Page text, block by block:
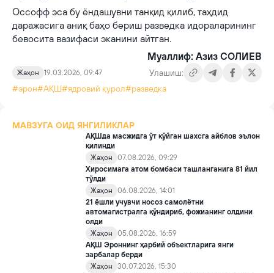
Оссофф эса бу ёндашувни танқид қилиб, таҳдид
даражасига аниқ баҳо бериш разведка идораларининг
бевосита вазифаси эканини айтган.
Муаллиф: Азиз СОЛИЕВ
Жаҳон 19.03.2026, 09:47
Улашиш:
#эрон#АҚШ#ядровий қурол#разведка
МАВЗУГА ОИД ЯНГИЛИКЛАР
АҚШда масжидга ўт қўйган шахсга айблов эълон
қилинди
Жаҳон
07.08.2026, 09:29
Хиросимага атом бомбаси ташланганига 81 йил
тўлди
Жаҳон
06.08.2026, 14:01
21 ёшли учувчи носоз самолётни
автомагистралга қўндириб, фожианинг олдини
олди
Жаҳон
05.08.2026, 16:59
АҚШ Эроннинг ҳарбий объектларига янги
зарбалар берди
Жаҳон
30.07.2026, 15:30